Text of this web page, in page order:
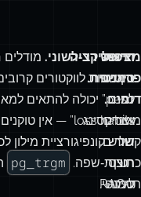
מציאת
פריטים
דומים.
מוצרים
קשורים,
כרטיסי
תמיכה
דדופליקציה
סמנטית.
לפני
אינדקסינג
של
תוכן
ל‑RAG
חיפוש רב‑לשוני. מודלים
דורש קונפיגורציית
חוצות‑שפה. pg_trgm
סמנטי.